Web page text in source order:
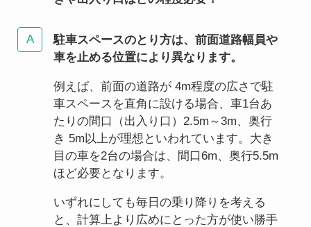
駐車スペースのとり方は、前面道路幅員や
車を止める位置により異なります。
例えば、前面の道路が 4m程度の広さで駐
車スペースを直角に設ける場合、車1台あ
たりの間口（出入り口）2.5m～3m、奥行
き 5m以上が理想といわれています。大き
目の車を2台の場合は、間口6m、奥行5.5m
ほど必要となります。
いずれにしても毎日の乗り降りを考える
と、計算上より広めにとった方が使い勝手